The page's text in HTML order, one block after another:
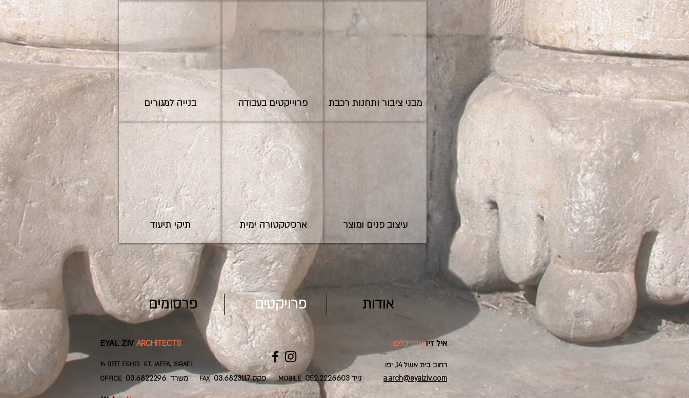
בנייה למגורים מבני ציבור ותחנות רכבת פרוייקטים בעבודה
תיקי תיעוד ארכיטקטורה ימית עיצוב פנים ומוצר
פרסומים אודות פרויקטים
EYAL ZIV ARCHITECTS
14 BEIT ESHEL ST, JAFFA, ISRAEL
איל זיואדריכלים
רחוב בית אשל 14, יפו
OFFICE 03.6822296 משרד FAX 03.6823117 פקס MOBILE 052.2226603 נייד a.arch@eyalziv.com